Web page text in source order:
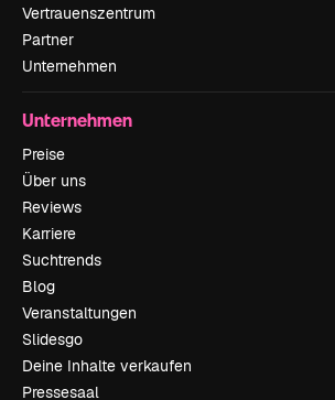
Vertrauenszentrum
Partner
Unternehmen
Unternehmen
Preise
Über uns
Reviews
Karriere
Suchtrends
Blog
Veranstaltungen
Slidesgo
Deine Inhalte verkaufen
Pressesaal